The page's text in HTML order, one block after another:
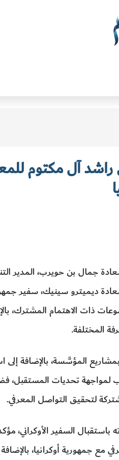
آل مكتوم
جمال بن حويرب، المدير
ديميترو سينيك، سفير
ذات الاهتمام المشترك،
المختلفة.
المؤسَّسة، بالإضافة
تحديات المستقبل،
لتحقيق التواصل المعرفي.
السفير
مع جمهورية أوكرانيا،